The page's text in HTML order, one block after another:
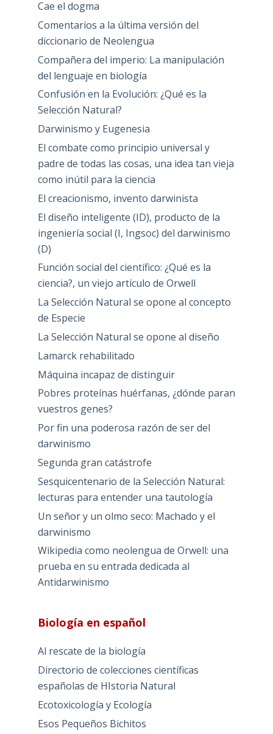
Cae el dogma
Comentarios a la última versión del
diccionario de Neolengua
Compañera del imperio: La manipulación
del lenguaje en biología
Confusión en la Evolución: ¿Qué es la
Selección Natural?
Darwinismo y Eugenesia
El combate como principio universal y
padre de todas las cosas, una idea tan vieja
como inútil para la ciencia
El creacionismo, invento darwinista
El diseño inteligente (ID), producto de la
ingeniería social (I, Ingsoc) del darwinismo
(D)
Función social del científico: ¿Qué es la
ciencia?, un viejo artículo de Orwell
La Selección Natural se opone al concepto
de Especie
La Selección Natural se opone al diseño
Lamarck rehabilitado
Máquina incapaz de distinguir
Pobres proteínas huérfanas, ¿dónde paran
vuestros genes?
Por fin una poderosa razón de ser del
darwinismo
Segunda gran catástrofe
Sesquicentenario de la Selección Natural:
lecturas para entender una tautología
Un señor y un olmo seco: Machado y el
darwinismo
Wikipedia como neolengua de Orwell: una
prueba en su entrada dedicada al
Antidarwinismo
Biología en español
Al rescate de la biología
Directorio de colecciones científicas
españolas de HIstoria Natural
Ecotoxicología y Ecología
Esos Pequeños Bichitos